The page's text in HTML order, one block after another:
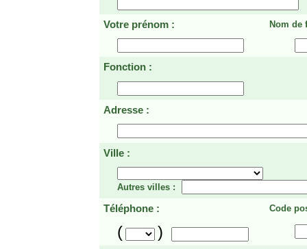
Votre prénom : Nom de
Fonction :
Adresse :
Ville :
Autres villes :
Téléphone : Code
( )